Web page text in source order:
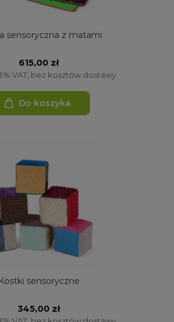
sensoryczna z matami
615,00 zł
VAT, bez kosztów dostawy
Do koszyka
Kostki sensoryczne
345,00 zł